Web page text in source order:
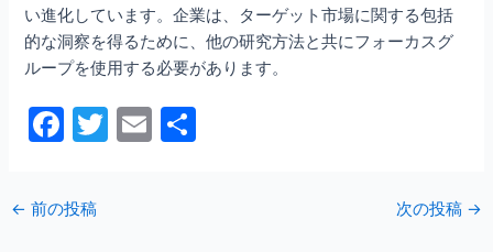
い進化しています。企業は、ターゲット市場に関する包括
的な洞察を得るために、他の研究方法と共にフォーカスグ
ループを使用する必要があります。
F
c
e
T
E
← 前の投稿 次の投稿 →